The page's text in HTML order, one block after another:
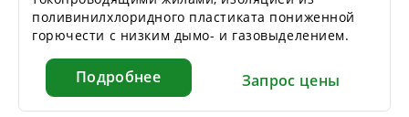
поливинилхлоридного пластиката пониженной
горючести с низким дымо- и газовыделением.
Подробнее Запрос цены